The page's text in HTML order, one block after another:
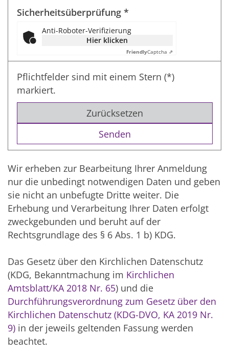
Sicherheitsüberprüfung *
Anti-Roboter-Verifizierung
Hier klicken
FriendlyCaptcha ⇗
Pflichtfelder sind mit einem Stern (*)
markiert.
Zurücksetzen
Wir erheben zur Bearbeitung Ihrer Anmeldung
nur die unbedingt notwendigen Daten und geben
sie nicht an unbefugte Dritte weiter. Die
Erhebung und Verarbeitung Ihrer Daten erfolgt
zweckgebunden und beruht auf der
Rechtsgrundlage des § 6 Abs. 1 b) KDG.
Das Gesetz über den Kirchlichen Datenschutz
(KDG, Bekanntmachung im Kirchlichen
Amtsblatt/KA 2018 Nr. 65) und die
Durchführungsverordnung zum Gesetz über den
Kirchlichen Datenschutz (KDG-DVO, KA 2019 Nr.
9) in der jeweils geltenden Fassung werden
beachtet.